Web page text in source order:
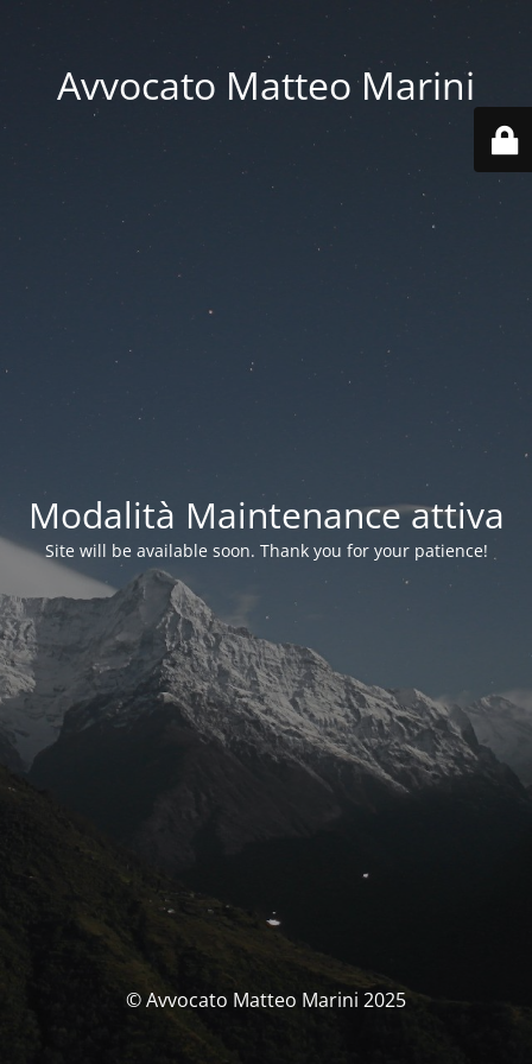
Avvocato Matteo Marini
Modalità Maintenance attiva
Site will be available soon. Thank you for your patience!
© Avvocato Matteo Marini 2025